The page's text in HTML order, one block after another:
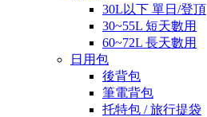
30L以下 單日/登頂
30~55L 短天數用
60~72L 長天數用
日用包
後背包
筆電背包
托特包 / 旅行提袋